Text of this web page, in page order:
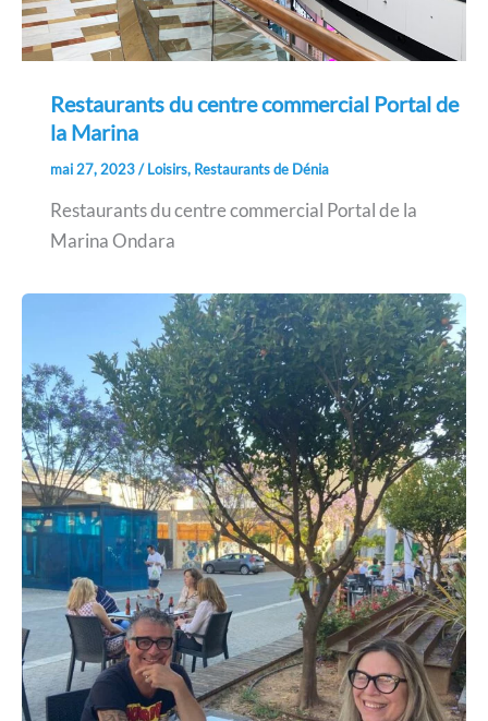
Restaurants du centre commercial Portal de
la Marina
mai 27, 2023/Loisirs, Restaurants de Dénia
Restaurants du centre commercial Portal de la
Marina Ondara